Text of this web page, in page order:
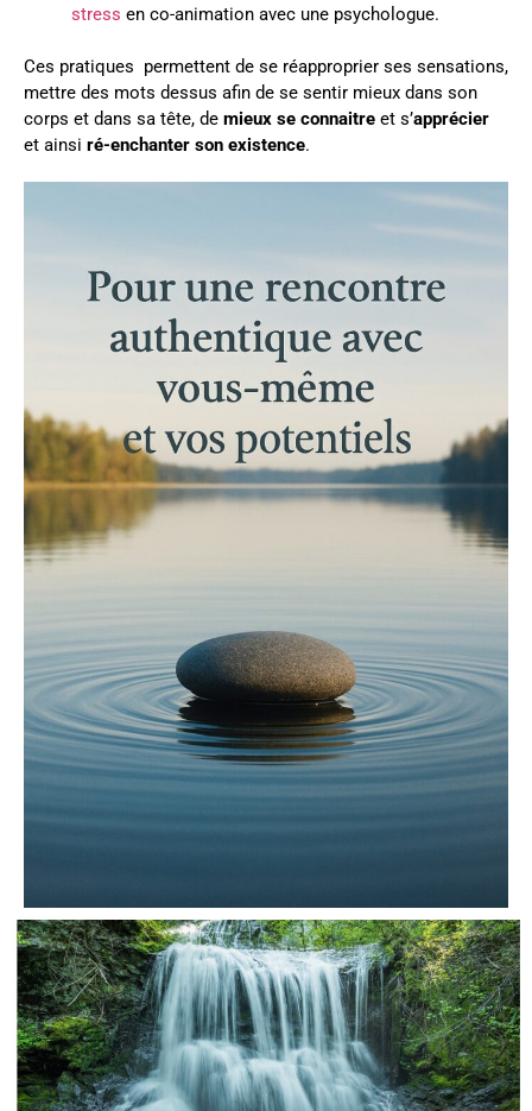
stress en co-animation avec une psychologue.
Ces pratiques permettent de se réapproprier ses sensations,
mettre des mots dessus afin de se sentir mieux dans son
corps et dans sa tête, de mieux se connaitre et s’apprécier
et ainsi ré-enchanter son existence.